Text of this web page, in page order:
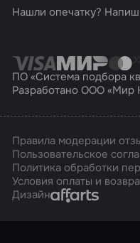
Нашли опечатку?
ПО «Система подбора
Разработано ООО «Мир
Правила модерации
Пользовательское
Политика обработки
Условия оплаты и
ДизайнAffarts